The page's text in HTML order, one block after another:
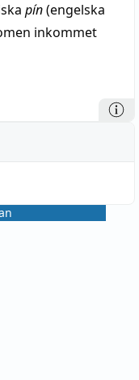
pín(engelska
inkommet
och så